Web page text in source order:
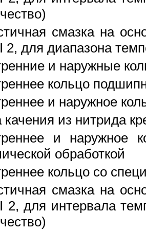
смазка на
2, для диапазона
и наружные
кольцо
и наружное
качения из нитрида
и наружное
обработкой
кольцо со
смазка на
2, для интервала